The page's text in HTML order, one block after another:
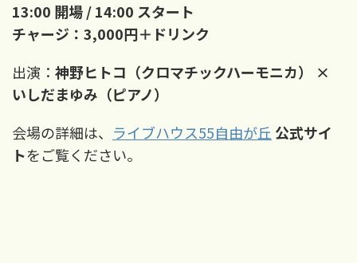
13:00 開場 / 14:00 スタート
チャージ：3,000円＋ドリンク
出演： 神野ヒトコ（クロマチックハーモニカ） ×
いしだまゆみ（ピアノ）
会場の詳細は、 ライブハウス55自由が丘 公式サイ
トをご覧ください。